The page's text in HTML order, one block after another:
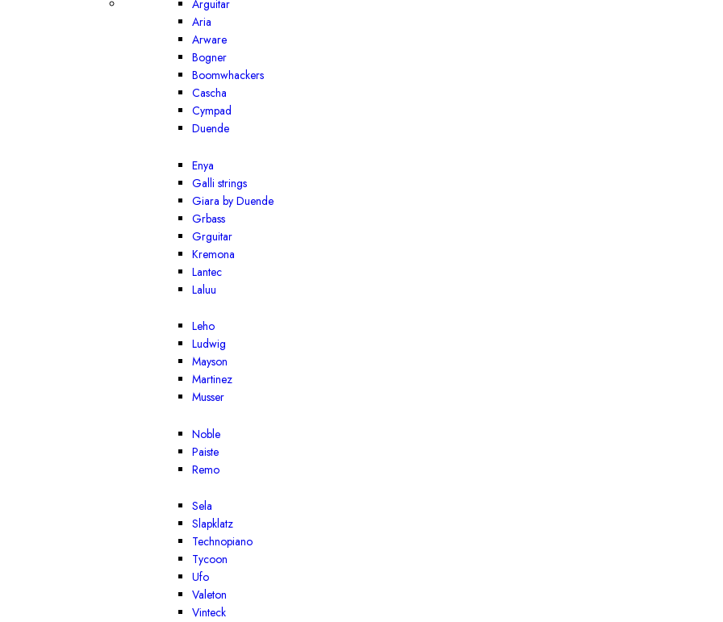
Arguitar
Aria
Arware
Bogner
Boomwhackers
Cascha
Cympad
Duende
Enya
Galli strings
Giara by Duende
Grbass
Grguitar
Kremona
Lantec
Laluu
Leho
Ludwig
Mayson
Martinez
Musser
Noble
Paiste
Remo
Sela
Slapklatz
Technopiano
Tycoon
Ufo
Valeton
Vinteck